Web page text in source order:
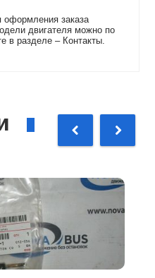
оформления заказа
двигателя можно по
в разделе – Контакты.